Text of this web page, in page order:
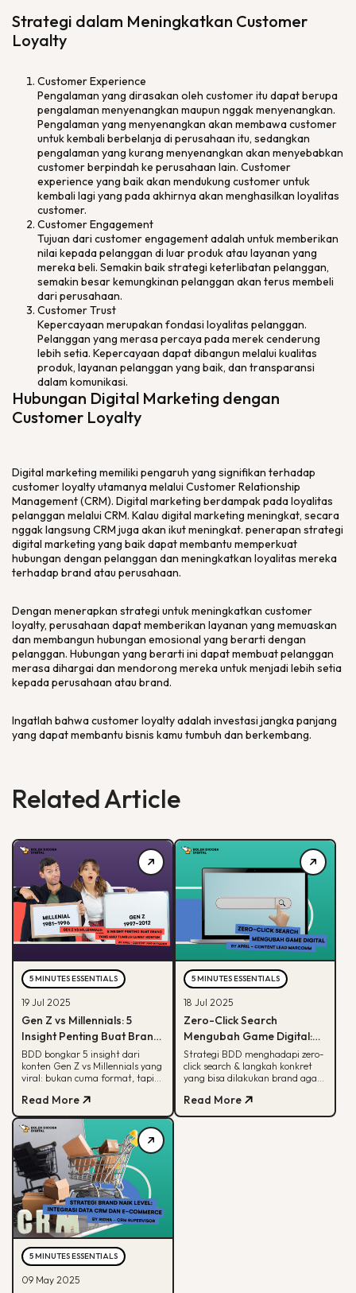
Strategi dalam Meningkatkan Customer
Loyalty
Customer Experience
Pengalaman yang dirasakan oleh customer itu dapat berupa
pengalaman menyenangkan maupun nggak menyenangkan.
Pengalaman yang menyenangkan akan membawa customer
untuk kembali berbelanja di perusahaan itu, sedangkan
pengalaman yang kurang menyenangkan akan menyebabkan
customer berpindah ke perusahaan lain. Customer
experience yang baik akan mendukung customer untuk
kembali lagi yang pada akhirnya akan menghasilkan loyalitas
customer.
Customer Engagement
Tujuan dari customer engagement adalah untuk memberikan
nilai kepada pelanggan di luar produk atau layanan yang
mereka beli. Semakin baik strategi keterlibatan pelanggan,
semakin besar kemungkinan pelanggan akan terus membeli
dari perusahaan.
Customer Trust
Kepercayaan merupakan fondasi loyalitas pelanggan.
Pelanggan yang merasa percaya pada merek cenderung
lebih setia. Kepercayaan dapat dibangun melalui kualitas
produk, layanan pelanggan yang baik, dan transparansi
dalam komunikasi.
Hubungan Digital Marketing dengan
Customer Loyalty
Digital marketing memiliki pengaruh yang signifikan terhadap
customer loyalty utamanya melalui Customer Relationship
Management (CRM). Digital marketing berdampak pada loyalitas
pelanggan melalui CRM. Kalau digital marketing meningkat, secara
nggak langsung CRM juga akan ikut meningkat. penerapan strategi
digital marketing yang baik dapat membantu memperkuat
hubungan dengan pelanggan dan meningkatkan loyalitas mereka
terhadap brand atau perusahaan.
Dengan menerapkan strategi untuk meningkatkan customer
loyalty, perusahaan dapat memberikan layanan yang memuaskan
dan membangun hubungan emosional yang berarti dengan
pelanggan. Hubungan yang berarti ini dapat membuat pelanggan
merasa dihargai dan mendorong mereka untuk menjadi lebih setia
kepada perusahaan atau brand.
Ingatlah bahwa customer loyalty adalah investasi jangka panjang
yang dapat membantu bisnis kamu tumbuh dan berkembang.
Related Article
5 MINUTES ESSENTIALS
19 Jul 2025
Gen Z vs Millennials: 5
Insight Penting Buat Brand
yang Mau Tumbuh Lewat
Konten
BDD bongkar 5 insight dari
konten Gen Z vs Millennials yang
viral: bukan cuma format, tapi
Read More
5 MINUTES ESSENTIALS
18 Jul 2025
Zero-Click Search
Mengubah Game Digital:
Begini Strategi BDD & Apa
yang Bisa Dilakukan Brand
Strategi BDD menghadapi zero-
click search & langkah konkret
yang bisa dilakukan brand agar
Google
Read More
5 MINUTES ESSENTIALS
09 May 2025